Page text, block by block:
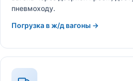
пневмоходу.
Погрузка в ж/д вагоны →